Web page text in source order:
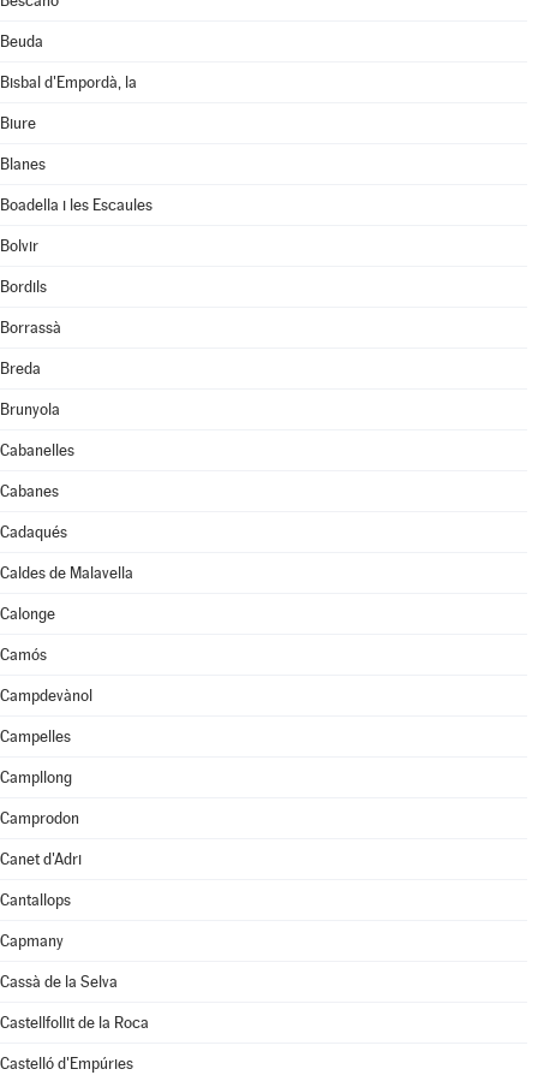
Beuda
Bisbal d'Empordà, la
Biure
Blanes
Boadella i les Escaules
Bolvir
Bordils
Borrassà
Breda
Brunyola
Cabanelles
Cabanes
Cadaqués
Caldes de Malavella
Calonge
Camós
Campdevànol
Campelles
Campllong
Camprodon
Canet d'Adri
Cantallops
Capmany
Cassà de la Selva
Castellfollit de la Roca
Castelló d'Empúries